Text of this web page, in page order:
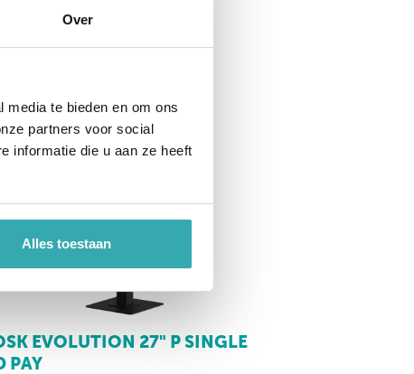
Over
te bieden en om ons
partners voor social
informatie die u aan ze heeft
Alles toestaan
EVOLUTION 27" P SINGLE
PAY